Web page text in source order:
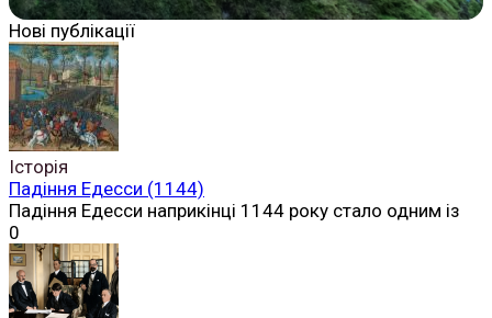
Нові публікації
Історія
Падіння Едесси (1144)
Падіння Едесси наприкінці 1144 року стало одним із
0